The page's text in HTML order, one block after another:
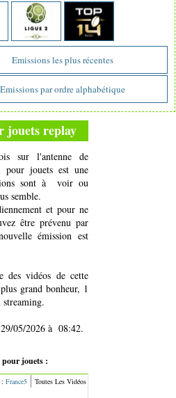
Emissions les plus récentes
Emissions par ordre alphabétique
jouets replay
sur l'antenne de
jouets est une
sont à voir ou
semble.
et pour ne
être prévenu par
émission est
des vidéos de cette
grand bonheur, 1
05/2026 à 08:42.
pour jouets :
: France5
Toutes Les Vidéos